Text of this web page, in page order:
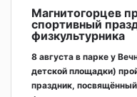
Магнитогорцев
спортивный
физкультурника
8 августа в парке у
детской площадки)
праздник,